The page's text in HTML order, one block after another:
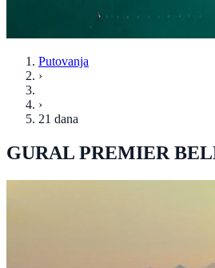
Putovanja
›
›
21 dana
GURAL PREMIER